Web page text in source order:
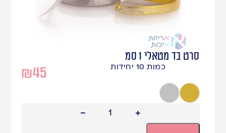
סרט בד מטאלי 1 סמ
₪45 כמות 10 יחידות
זהב מטאליכסף מטאלי